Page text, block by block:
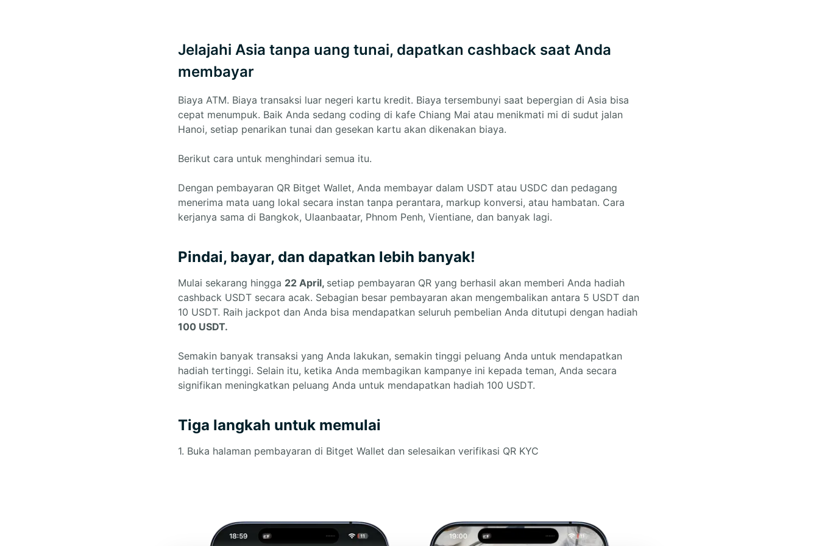
Jelajahi Asia tanpa uang tunai, dapatkan cashback saat Anda
membayar
Biaya ATM. Biaya transaksi luar negeri kartu kredit. Biaya tersembunyi saat bepergian di Asia bisa
cepat menumpuk. Baik Anda sedang coding di kafe Chiang Mai atau menikmati mi di sudut jalan
Hanoi, setiap penarikan tunai dan gesekan kartu akan dikenakan biaya.
Berikut cara untuk menghindari semua itu.
Dengan pembayaran QR Bitget Wallet, Anda membayar dalam USDT atau USDC dan pedagang
menerima mata uang lokal secara instan tanpa perantara, markup konversi, atau hambatan. Cara
kerjanya sama di Bangkok, Ulaanbaatar, Phnom Penh, Vientiane, dan banyak lagi.
Pindai, bayar, dan dapatkan lebih banyak!
Mulai sekarang hingga 22 April, setiap pembayaran QR yang berhasil akan memberi Anda hadiah
cashback USDT secara acak. Sebagian besar pembayaran akan mengembalikan antara 5 USDT dan
10 USDT. Raih jackpot dan Anda bisa mendapatkan seluruh pembelian Anda ditutupi dengan hadiah
100 USDT.
Semakin banyak transaksi yang Anda lakukan, semakin tinggi peluang Anda untuk mendapatkan
hadiah tertinggi. Selain itu, ketika Anda membagikan kampanye ini kepada teman, Anda secara
signifikan meningkatkan peluang Anda untuk mendapatkan hadiah 100 USDT.
Tiga langkah untuk memulai
1. Buka halaman pembayaran di Bitget Wallet dan selesaikan verifikasi QR KYC